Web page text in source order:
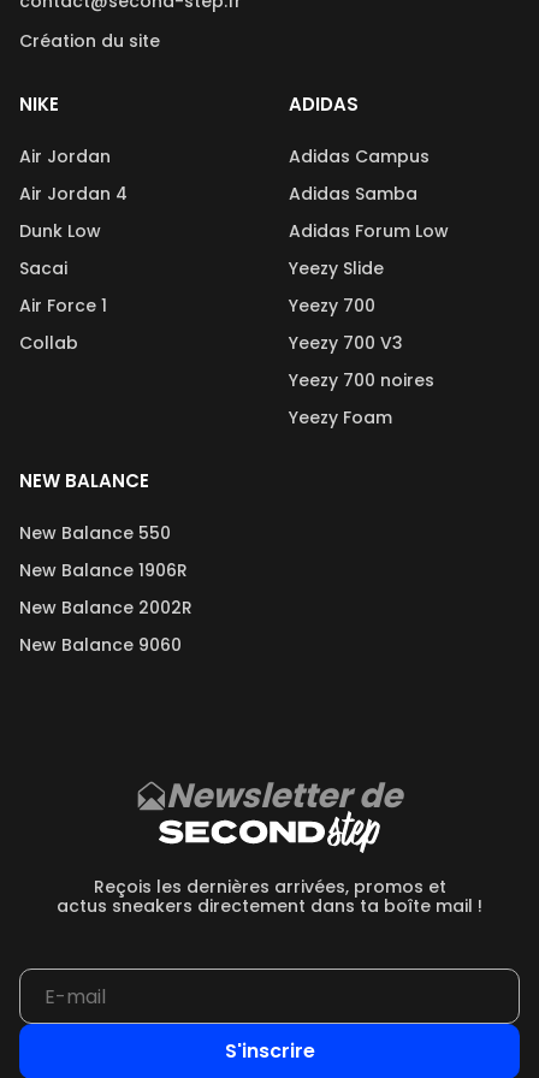
Création du site
NIKE
Air Jordan
Air Jordan 4
Dunk Low
Sacai
Air Force 1
Collab
ADIDAS
Adidas Campus
Adidas Samba
Adidas Forum Low
Yeezy Slide
Yeezy 700
Yeezy 700 V3
Yeezy 700 noires
Yeezy Foam
NEW BALANCE
New Balance 550
New Balance 1906R
New Balance 2002R
New Balance 9060
Newsletter de
Reçois les dernières arrivées, promos et
actus sneakers directement dans ta boîte mail !
S'inscrire